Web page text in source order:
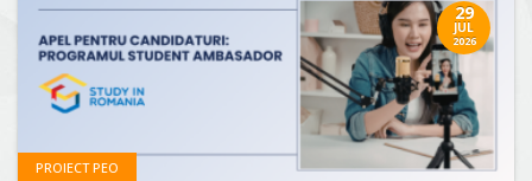
29
JUL
2026
PROIECT PEO